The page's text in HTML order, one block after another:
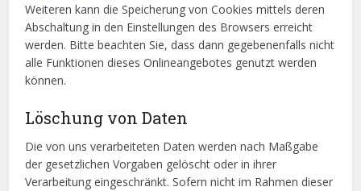
Weiteren kann die Speicherung von Cookies mittels deren
Abschaltung in den Einstellungen des Browsers erreicht
werden. Bitte beachten Sie, dass dann gegebenenfalls nicht
alle Funktionen dieses Onlineangebotes genutzt werden
können.
Löschung von Daten
Die von uns verarbeiteten Daten werden nach Maßgabe
der gesetzlichen Vorgaben gelöscht oder in ihrer
Verarbeitung eingeschränkt. Sofern nicht im Rahmen dieser